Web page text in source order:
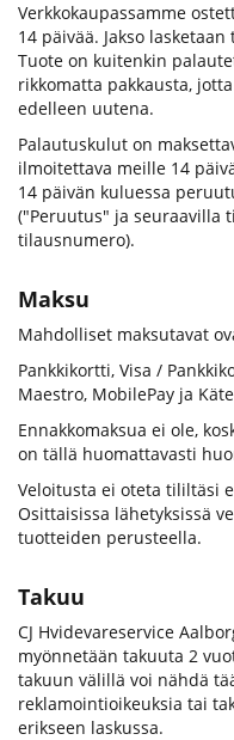
Verkkokaupassamme
14 päivää. Jakso
Tuote on kuitenkin
rikkomatta pakkausta,
edelleen uutena.
Palautuskulut on
ilmoitettava meille 14
14 päivän kuluessa
("Peruutus" ja seuraavilla
tilausnumero).
Maksu
Mahdolliset maksutavat
Pankkikortti, Visa /
Maestro, MobilePay ja
Ennakkomaksua ei ole,
on tällä huomattavasti
Veloitusta ei oteta tililtäsi
Osittaisissa lähetyksissä
tuotteiden perusteella.
Takuu
CJ Hvidevareservice
myönnetään takuuta 2
takuun välillä voi nähdä
reklamointioikeuksia tai
erikseen laskussa.